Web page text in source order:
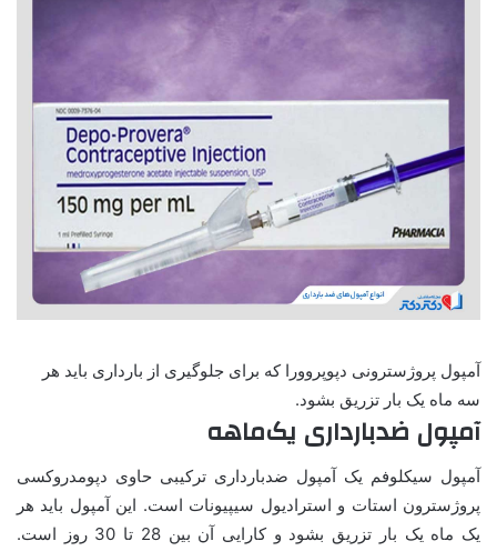
آمپول پروژسترونی دپوپروورا که برای جلوگیری از بارداری باید هر
سه ماه یک بار تزریق بشود.
آمپول ضدبارداری یک‌ماهه
آمپول سیکلوفم یک آمپول ضدبارداری ترکیبی حاوی دپومدروکسی
پروژسترون استات و استرادیول سیپیونات است. این آمپول باید هر
یک ماه یک بار تزریق بشود و کارایی آن بین 28 تا 30 روز است.